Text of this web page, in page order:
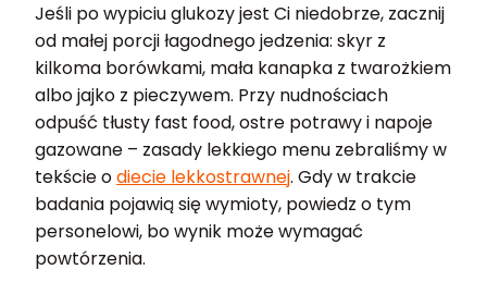
Jeśli po wypiciu glukozy jest Ci niedobrze, zacznij
od małej porcji łagodnego jedzenia: skyr z
kilkoma borówkami, mała kanapka z twarożkiem
albo jajko z pieczywem. Przy nudnościach
odpuść tłusty fast food, ostre potrawy i napoje
gazowane – zasady lekkiego menu zebraliśmy w
tekście odiecie lekkostrawnej. Gdy w trakcie
badania pojawią się wymioty, powiedz o tym
personelowi, bo wynik może wymagać
powtórzenia.